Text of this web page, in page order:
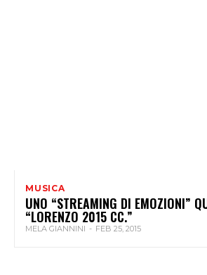
MUSICA
UNO “STREAMING DI EMOZIONI”
“LORENZO 2015 CC.”
MELA GIANNINI - FEB 25, 2015